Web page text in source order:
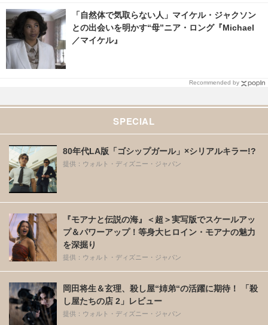
「自然体で気取らない人」マイケル・ジャクソン
との出会いを明かす“母”ニア・ロング『Michael
／マイケル』
Recommended by
SPECIAL
80年代LA版「ゴシップガール」×シリアルキラー!?
提供：ウォルト・ディズニー・ジャパン
『モアナと伝説の海』＜超＞実写版でスケールアッ
プ＆パワーアップ！等身大ヒロイン・モアナの魅力
を深掘り
提供：ウォルト・ディズニー・ジャパン
岡田将生＆玄理、殺し屋“姉弟“の活躍に期待！ 「殺
し屋たちの店 2」レビュー
提供：ウォルト・ディズニー・ジャパン